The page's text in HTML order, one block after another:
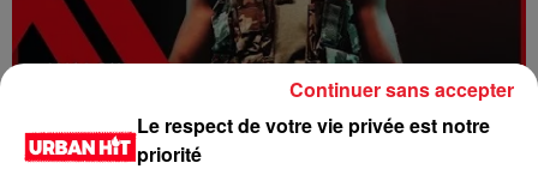
Dystinct - YamaLe respect de votre vie privée est notre
priorité
Continuer sans accepter